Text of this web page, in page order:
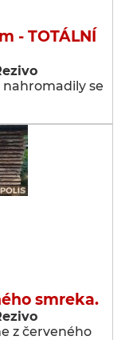
- TOTÁLNÍ
se
smreka.
z červeného